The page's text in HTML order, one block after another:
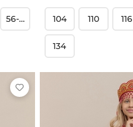
56-58 104 110 116
134